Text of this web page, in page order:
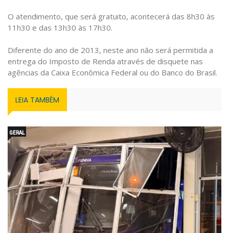
O atendimento, que será gratuito, acontecerá das 8h30 às
11h30 e das 13h30 às 17h30.
Diferente do ano de 2013, neste ano não será permitida a
entrega do Imposto de Renda através de disquete nas
agências da Caixa Econômica Federal ou do Banco do Brasil.
LEIA TAMBÉM
GERAL